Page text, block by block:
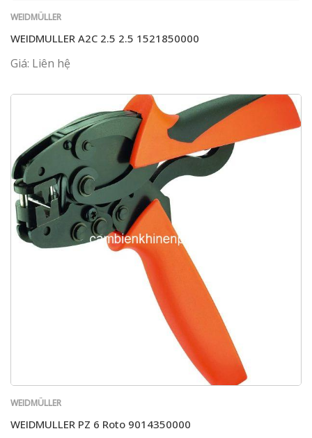
WEIDMÜLLER
WEIDMULLER A2C 2.5 2.5 1521850000
Giá: Liên hệ
WEIDMÜLLER
WEIDMULLER PZ 6 Roto 9014350000